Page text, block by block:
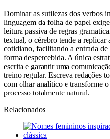
Dominar as sutilezas dos verbos
linguagem da folha de papel
leitura passiva de regras
textual, o cérebro tende a replicar
cotidiano, facilitando a entrada de
forma despercebida. A única
escrita e garantir uma
treino regular. Escreva redações
com olhar analítico e transforme
processo totalmente natural.
Relacionados